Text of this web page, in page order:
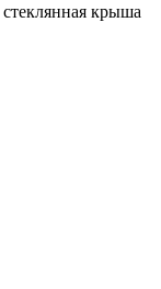
стеклянная крыша